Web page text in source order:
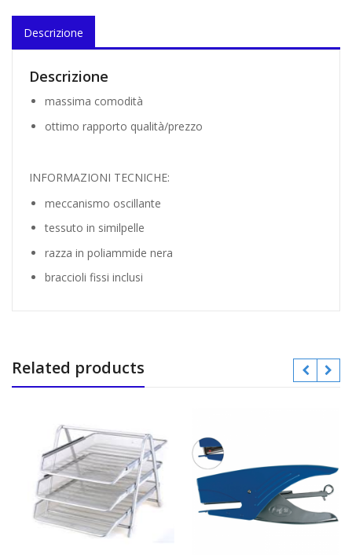
Descrizione
Descrizione
massima comodità
ottimo rapporto qualità/prezzo
INFORMAZIONI TECNICHE:
meccanismo oscillante
tessuto in similpelle
razza in poliammide nera
braccioli fissi inclusi
Related products